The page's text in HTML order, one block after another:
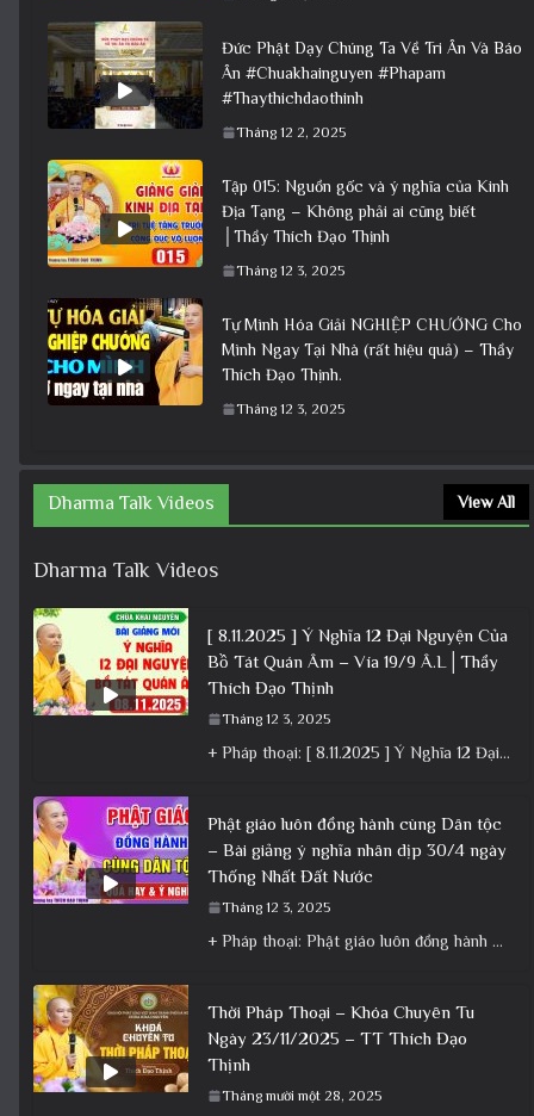
Đức Phật Dạy Chúng Ta Về Tri Ân Và Báo
Ân #Chuakhainguyen #Phapam
#Thaythichdaothinh
Tháng 12 2, 2025
Tập 015: Nguồn gốc và ý nghĩa của Kinh
Địa Tạng – Không phải ai cũng biết
│Thầy Thích Đạo Thịnh
Tháng 12 3, 2025
Tự Mình Hóa Giải NGHIỆP CHƯỚNG Cho
Mình Ngay Tại Nhà (rất hiệu quả) – Thầy
Thích Đạo Thịnh.
Tháng 12 3, 2025
Dharma Talk Videos View All
Dharma Talk Videos
[ 8.11.2025 ] Ý Nghĩa 12 Đại Nguyện Của
Bồ Tát Quán Âm – Vía 19/9 Â.L│Thầy
Thích Đạo Thịnh
Tháng 12 3, 2025
+ Pháp thoại: [ 8.11.2025 ] Ý Nghĩa 12 Đại Nguyện Của Bồ Tát Quán Âm – Vía 19/9 Â.L│Thầy
Phật giáo luôn đồng hành cùng Dân tộc
– Bài giảng ý nghĩa nhân dịp 30/4 ngày
Thống Nhất Đất Nước
Tháng 12 3, 2025
+ Pháp thoại: Phật giáo luôn đồng hành cùng Dân tộc – Bài giảng ý nghĩa nhân dịp 30/4 ngày
Thời Pháp Thoại – Khóa Chuyên Tu
Ngày 23/11/2025 – TT Thích Đạo
Thịnh
Tháng mười một 28, 2025